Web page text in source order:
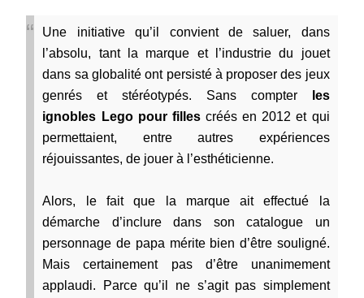
Une initiative qu’il convient de saluer, dans
l’absolu, tant la marque et l’industrie du jouet
dans sa globalité ont persisté à proposer des jeux
genrés et stéréotypés. Sans compter
les
ignobles Lego pour fillescréés en 2012 et qui
permettaient, entre autres expériences
réjouissantes, de jouer à l’esthéticienne.
Alors, le fait que la marque ait effectué la
démarche d’inclure dans son catalogue un
personnage de papa mérite bien d’être souligné.
Mais certainement pas d’être unanimement
applaudi. Parce qu’il ne s’agit pas simplement